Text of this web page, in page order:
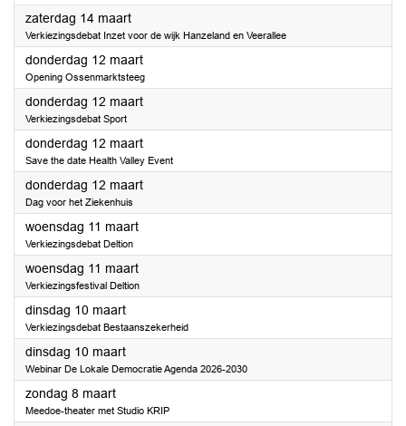
zaterdag 14 maart2026
Verkiezingsdebat Inzet voor de wijk Hanzeland en Veerallee
donderdag 12 maart2026
Opening Ossenmarktsteeg
donderdag 12 maart2026
Verkiezingsdebat Sport
donderdag 12 maart2026
Save the date Health Valley Event
donderdag 12 maart2026
Dag voor het Ziekenhuis
woensdag 11 maart2026
Verkiezingsdebat Deltion
woensdag 11 maart2026
Verkiezingsfestival Deltion
dinsdag 10 maart2026
Verkiezingsdebat Bestaanszekerheid
dinsdag 10 maart2026
Webinar De Lokale Democratie Agenda 2026-2030
zondag 8 maart2026
Meedoe-theater met Studio KRIP